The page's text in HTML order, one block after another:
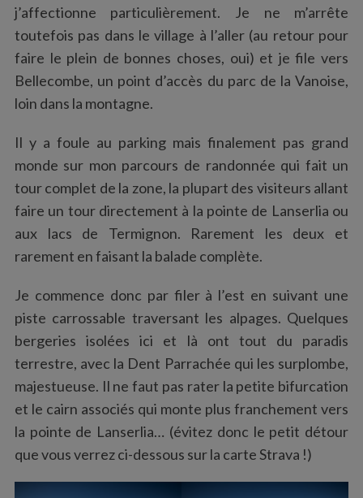
j’affectionne particulièrement. Je ne m’arrête
toutefois pas dans le village à l’aller (au retour pour
faire le plein de bonnes choses, oui) et je file vers
Bellecombe, un point d’accès du parc de la Vanoise,
loin dans la montagne.
Il y a foule au parking mais finalement pas grand
monde sur mon parcours de randonnée qui fait un
tour complet de la zone, la plupart des visiteurs allant
faire un tour directement à la pointe de Lanserlia ou
aux lacs de Termignon. Rarement les deux et
rarement en faisant la balade complète.
Je commence donc par filer à l’est en suivant une
piste carrossable traversant les alpages. Quelques
bergeries isolées ici et là ont tout du paradis
terrestre, avec la Dent Parrachée qui les surplombe,
majestueuse. Il ne faut pas rater la petite bifurcation
et le cairn associés qui monte plus franchement vers
la pointe de Lanserlia… (évitez donc le petit détour
que vous verrez ci-dessous sur la carte Strava !)